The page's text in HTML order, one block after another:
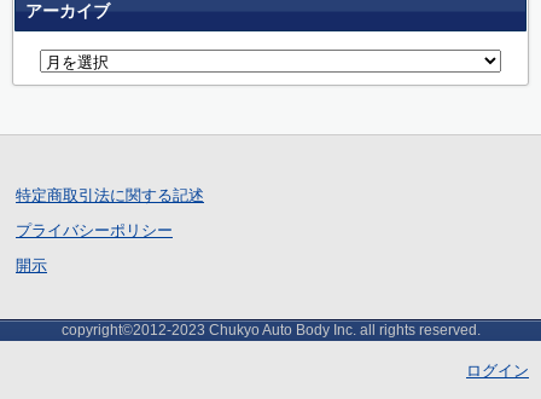
アーカイブ
特定商取引法に関する記述
プライバシーポリシー
開示
copyright©2012-2023 Chukyo Auto Body Inc. all rights reserved.
ログイン